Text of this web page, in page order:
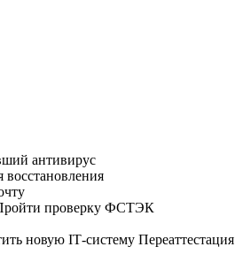
антивирус
восстановления
проверку ФСТЭК
новую IT‑систему Переаттестация